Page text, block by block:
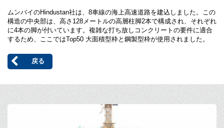
ムンバイのHindustan社は、8車線の海上高速道路を建込しました。この
構造の中央部は、高さ128メートルの高層柱脚2本で構成され、それぞれ
に4本の脚が付いています。複雑な打ち放しコンクリートの要件に適合
するため、ここではTop50 大面積型枠と鋼製型枠が使用されました。
戻る